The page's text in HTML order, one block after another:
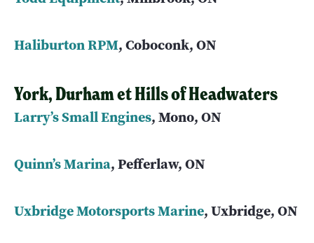
Haliburton RPM, Coboconk, ON
York, Durham et Hills of Headwaters
Larry’s Small Engines, Mono, ON
Quinn’s Marina, Pefferlaw, ON
Uxbridge Motorsports Marine, Uxbridge, ON